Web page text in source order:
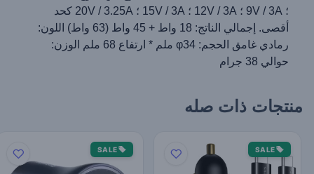
؛ 9V / 3A ؛ 12V / 3A ؛ 15V / 3A ؛ 20V / 3.25A كحد
أقصى. إجمالي الناتج: 18 واط + 45 واط (63 واط) اللون:
رمادي غامق الحجم: φ34 ملم * ارتفاع 68 ملم الوزن:
حوالي 38 جرام
منتجات ذات صله
SALE
SALE